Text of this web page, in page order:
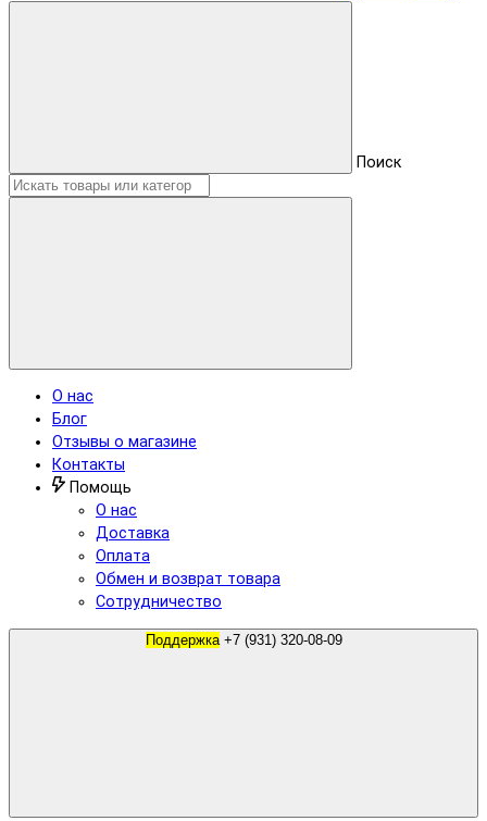
Поиск
О нас
Блог
Отзывы о магазине
Контакты
Помощь
О нас
Доставка
Оплата
Обмен и возврат товара
Сотрудничество
Поддержка +7 (931) 320-08-09